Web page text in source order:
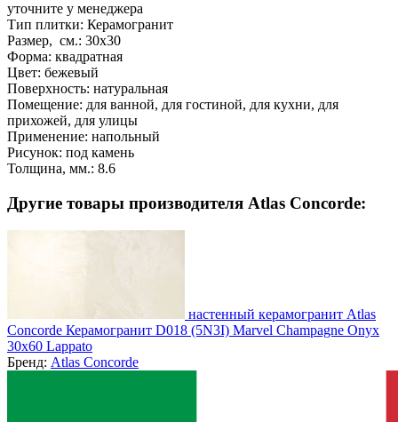
уточните у менеджера
Тип плитки: Керамогранит
Размер, см.: 30x30
Форма: квадратная
Цвет: бежевый
Поверхность: натуральная
Помещение: для ванной, для гостиной, для кухни, для
прихожей, для улицы
Применение: напольный
Рисунок: под камень
Толщина, мм.: 8.6
Другие товары производителя Atlas Concorde:
настенный керамогранит Atlas
Concorde Керамогранит D018 (5N3I) Marvel Champagne Onyx
30x60 Lappato
Бренд: Atlas Concorde